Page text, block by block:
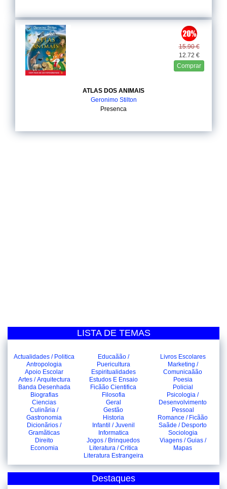
15.90 €
12.72 €
Comprar
ATLAS DOS ANIMAIS
Geronimo Stilton
Presenca
LISTA DE TEMAS
Actualidades / Politica
Antropologia
Apoio Escolar
Artes / Arquitectura
Banda Desenhada
Biografias
Ciencias
Culinãria /
Gastronomia
Dicionãrios /
Gramãticas
Direito
Economia
Educaãão /
Puericultura
Espiritualidades
Estudos E Ensaio
Ficãão Cientifica
Filosofia
Geral
Gestão
Historia
Infantil / Juvenil
Informatica
Jogos / Brinquedos
Literatura / Critica
Literatura Estrangeira
Livros Escolares
Marketing /
Comunicaãão
Poesia
Policial
Psicologia /
Desenvolvimento
Pessoal
Romance / Ficãão
Saãde / Desporto
Sociologia
Viagens / Guias /
Mapas
Destaques